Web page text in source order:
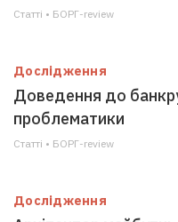
Статті • БОРГ-review
Дослідження
Доведення до
проблематики
Статті • БОРГ-review
Дослідження